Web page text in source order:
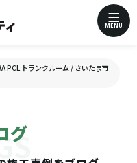
MENU
PCL トランクルーム / さいたま市
グ